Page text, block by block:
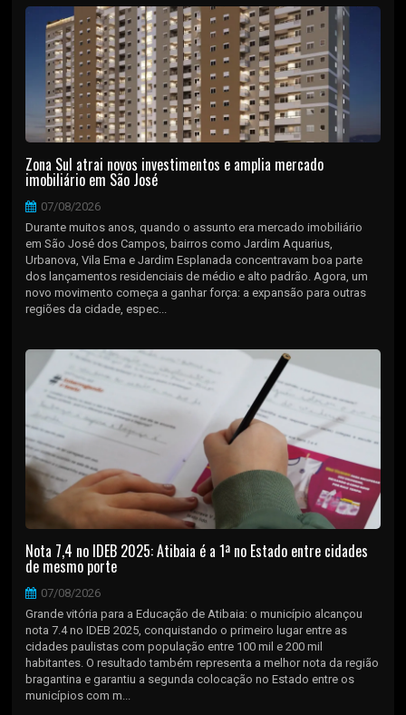
Zona Sul atrai novos investimentos e amplia mercado
imobiliário em São José
07/08/2026
Durante muitos anos, quando o assunto era mercado imobiliário
em São José dos Campos, bairros como Jardim Aquarius,
Urbanova, Vila Ema e Jardim Esplanada concentravam boa parte
dos lançamentos residenciais de médio e alto padrão. Agora, um
novo movimento começa a ganhar força: a expansão para outras
regiões da cidade, espec...
Nota 7,4 no IDEB 2025: Atibaia é a 1ª no Estado entre cidades
de mesmo porte
07/08/2026
Grande vitória para a Educação de Atibaia: o município alcançou
nota 7.4 no IDEB 2025, conquistando o primeiro lugar entre as
cidades paulistas com população entre 100 mil e 200 mil
habitantes. O resultado também representa a melhor nota da região
bragantina e garantiu a segunda colocação no Estado entre os
municípios com m...